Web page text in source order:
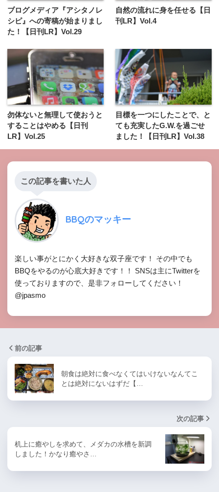
ブログメディア『アシタノレ
シピ』への寄稿が始まりまし
た！【日刊LR】Vol.29
自然の流れに身を任せる【日
刊LR】Vol.4
勿体ないと無理して使おうと
することはやめる【日刊
LR】Vol.25
目標を一つにしたことで、と
ても充実したG.W.を過ごせ
ました！【日刊LR】Vol.38
この記事を書いた人
BBQのマッキー
楽しい事がとにかく大好きな双子座です！ その中でも
BBQをやるのが心底大好きです！！ SNSは主にTwitterを
使っておりますので、是非フォローしてください！
@jpasmo
前の記事
朝食は絶対に食べなくてはいけないなんてこ
とは絶対にないはずだ【…
次の記事
机上に癒やしを求めて、メダカの水槽を新調
しました！かなり癒やさ…